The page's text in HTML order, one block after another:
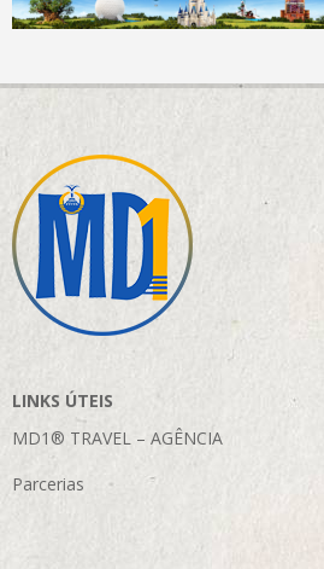
LINKS ÚTEIS
MD1® TRAVEL – AGÊNCIA
Parcerias